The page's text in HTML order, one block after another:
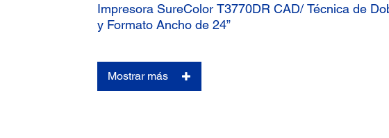
Impresora SureColor T3770DR CAD/ Técnica de
y Formato Ancho de 24”
Mostrar más